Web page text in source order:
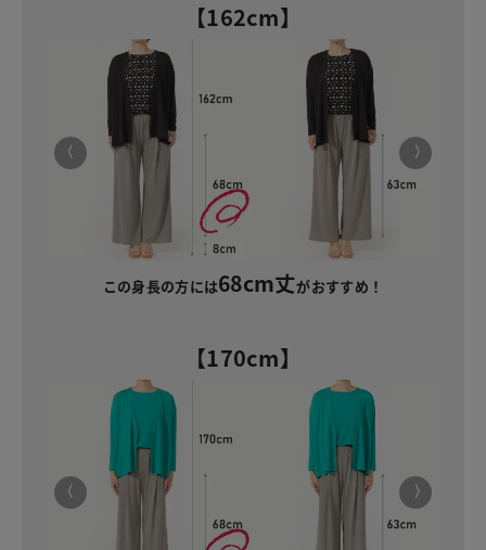
【162cm】
この身長の方には68cm丈がおすすめ！
【170cm】